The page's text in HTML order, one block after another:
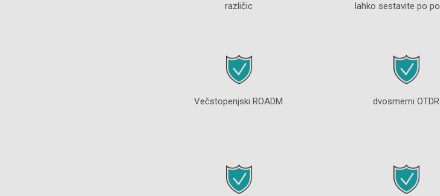
različic
lahko sestavite po
Večstopenjski ROADM dvosmerni OTDR